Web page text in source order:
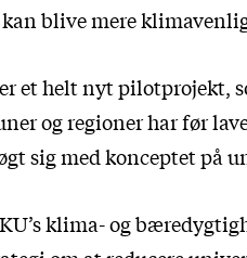
blive mere
et helt nyt pilotprojekt,
og regioner har før
sig med konceptet på
klima- og